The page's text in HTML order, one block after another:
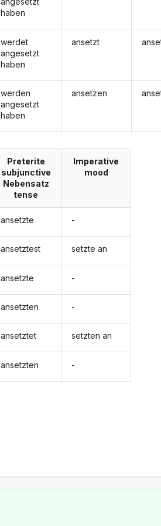
haben
werdet
angesetzt
haben
werden
angesetzt
haben
ansetzt
ansetzen
Preterite
subjunctive
Nebensatz
tense
ansetzte
ansetztest
ansetzte
ansetzten
ansetztet
ansetzten
Imperative
mood
-
setzte an
-
-
setzten an
-